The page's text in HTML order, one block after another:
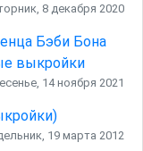
8 декабря 2020
Бэби Бона
выкройки
14 ноября 2021
19 марта 2012